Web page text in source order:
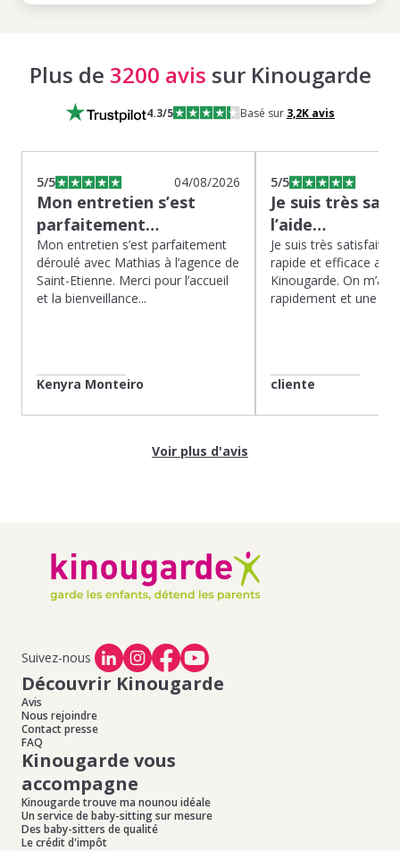
Plus de 3200 avis sur Kinougarde
4.3/5 Basé sur 3,2Kavis
5/5 04/08/2026
Mon entretien s’est
parfaitement…
Mon entretien s’est parfaitement
déroulé avec Mathias à l’agence de
Saint-Etienne. Merci pour l’accueil
et la bienveillance...
Kenyra Monteiro
5/5
Je suis très
l’aide…
Je suis très satisfaite
rapide et efficace
Kinougarde. On m’a
rapidement et une
cliente
Voir plus d'avis
Suivez-nous
Découvrir Kinougarde
Avis
Nous rejoindre
Contact presse
FAQ
Kinougarde vous
accompagne
Kinougarde trouve ma nounou idéale
Un service de baby-sitting sur mesure
Des baby-sitters de qualité
Le crédit d'impôt